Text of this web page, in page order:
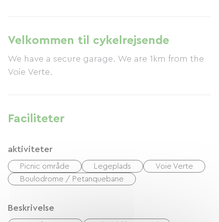
Velkommen til cykelrejsende
We have a secure garage. We are 1km from the
Voie Verte.
Faciliteter
aktiviteter
Picnic område Legeplads
Voie Verte
Boulodrome / Petanquebane
Beskrivelse